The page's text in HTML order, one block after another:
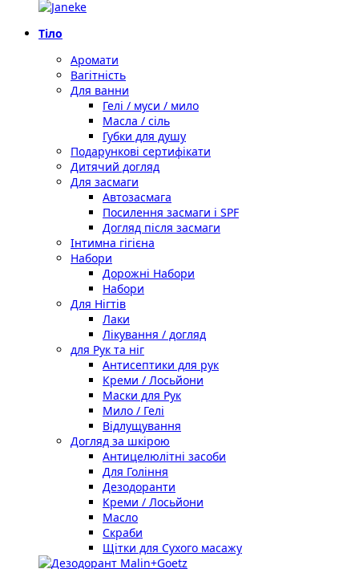
Тіло
Аромати
Вагітність
Для ванни
Гелі / муси / мило
Масла / сіль
Губки для душу
Подарункові сертифікати
Дитячий догляд
Для засмаги
Автозасмага
Посилення засмаги і SPF
Догляд після засмаги
Інтимна гігієна
Набори
Дорожні Набори
Набори
Для Нігтів
Лаки
Лікування / догляд
для Рук та ніг
Антисептики для рук
Креми / Лосьйони
Маски для Рук
Мило / Гелі
Відлущування
Догляд за шкірою
Антицелюлітні засоби
Для Гоління
Дезодоранти
Креми / Лосьйони
Масло
Скраби
Щітки для Сухого масажу